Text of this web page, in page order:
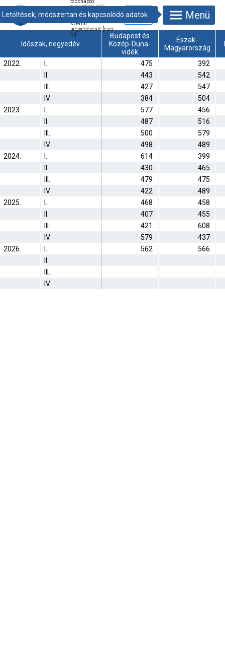
többnapos
turisztikai célú
belföldi utazások
száma úti cél
szerint
negyedévente [ezer
fő]
Menü
Időszak, negyedév
Budapest és
Közép-Duna-
vidék
Észak-
Magyarország
2022. 475
392
443
542
427
547
IV.
384
504
2023.
577
456
487
516
500
579
IV.
498
489
2024.
614
399
430
465
479
475
IV.
422
489
2025.
468
458
407
455
421
608
IV.
579
437
2026.
562
566
IV.